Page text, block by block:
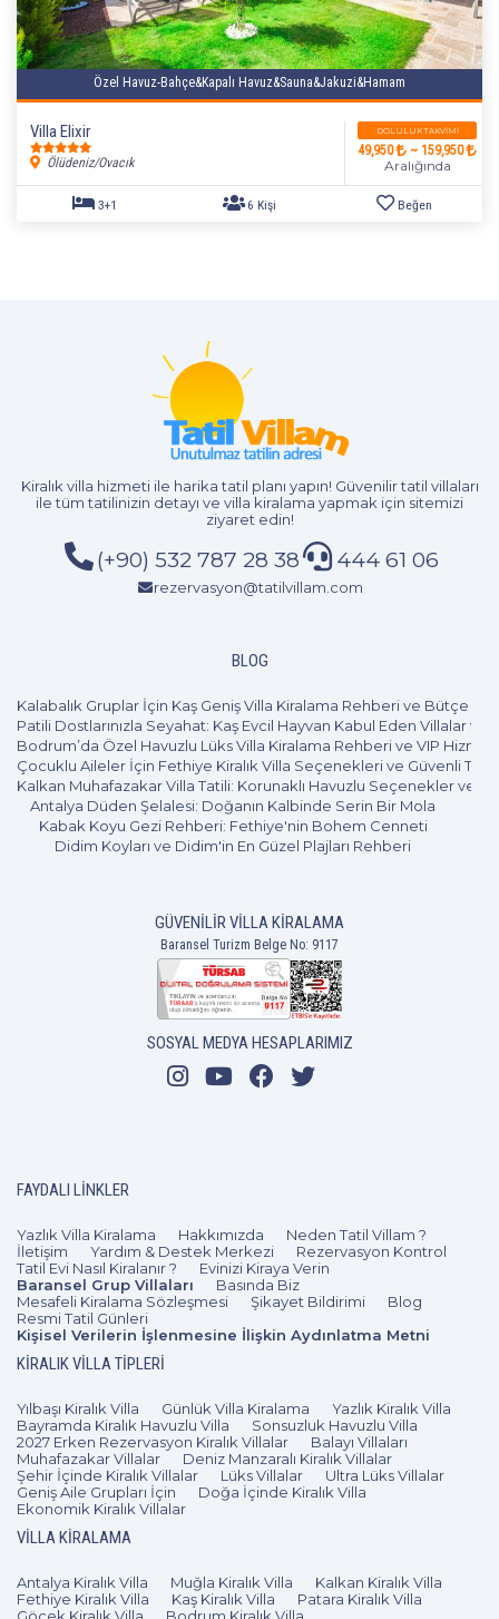
5+2 10 Kişi Beğen
8 Kişi
Özel Havuz-Bahçe&Kapalı Havuz&Sauna&Jakuzi&Hamam
Villa Elixir
Ölüdeniz/Ovacık
DOLULUK TAKVIMI
49,950 ~ 159,950
Aralığında
6 Kişi
Kiralık villa hizmetiile harika tatil planı yapın! Güvenilir tatil villaları
ile tüm tatilinizin detayı ve villa kiralama yapmak için sitemizi
ziyaret edin!
(+90) 532 787 28 38 444 61 06
rezervasyon@tatilvillam.com
BLOG
Kalabalık Gruplar İçin Kaş Geniş Villa Kiralama Rehberi ve Bütçe
Patili Dostlarınızla Seyahat: Kaş Evcil Hayvan Kabul Eden Villalar ve
Bodrum’da Özel Havuzlu Lüks Villa Kiralama Rehberi ve VIP
Çocuklu Aileler İçin Fethiye Kiralık Villa Seçenekleri ve Güvenli
Kalkan Muhafazakar Villa Tatili: Korunaklı Havuzlu Seçenekler ve
Antalya Düden Şelalesi: Doğanın Kalbinde Serin Bir Mola
Kabak Koyu Gezi Rehberi: Fethiye'nin Bohem Cenneti
Didim Koyları ve Didim'in En Güzel Plajları Rehberi
GÜVENILIR VILLA KIRALAMA
Baransel Turizm Belge No: 9117
SOSYAL MEDYA HESAPLARIMIZ
FAYDALI LINKLER
Yazlık Villa Kiralama Hakkımızda
Neden Tatil Villam ?
İletişim
Yardım & Destek Merkezi
Rezervasyon Kontrol
Tatil Evi Nasıl Kiralanır ?
Evinizi Kiraya Verin
Baransel Grup Villaları
Basında Biz
Mesafeli Kiralama Sözleşmesi
Şikayet Bildirimi
Blog
Resmi Tatil Günleri
Kişisel Verilerin İşlenmesine İlişkin Aydınlatma Metni
KIRALIK VILLA TIPLERI
Yılbaşı Kiralık Villa Günlük Villa Kiralama
Yazlık Kiralık Villa
Bayramda Kiralık Havuzlu Villa
Sonsuzluk Havuzlu Villa
2027 Erken Rezervasyon Kiralık Villalar
Balayı Villaları
Muhafazakar Villalar
Deniz Manzaralı Kiralık Villalar
Şehir İçinde Kiralık Villalar
Lüks Villalar
Ultra Lüks Villalar
Geniş Aile Grupları İçin
Doğa İçinde Kiralık Villa
Ekonomik Kiralık Villalar
VILLA KIRALAMA
Antalya Kiralık Villa Muğla Kiralık Villa
Kalkan Kiralık Villa
Fethiye Kiralık Villa
Kaş Kiralık Villa
Patara Kiralık Villa